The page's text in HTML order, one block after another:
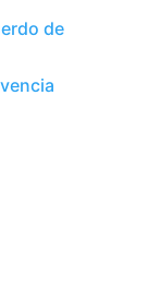
de